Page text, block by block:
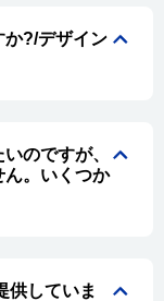
か?/デザイン
のですが、
ん。いくつか
供していま